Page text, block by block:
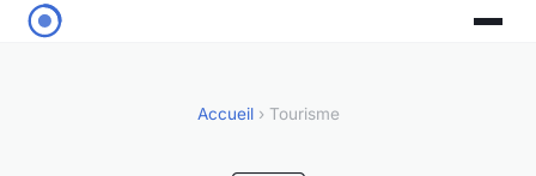
Accueil› Tourisme